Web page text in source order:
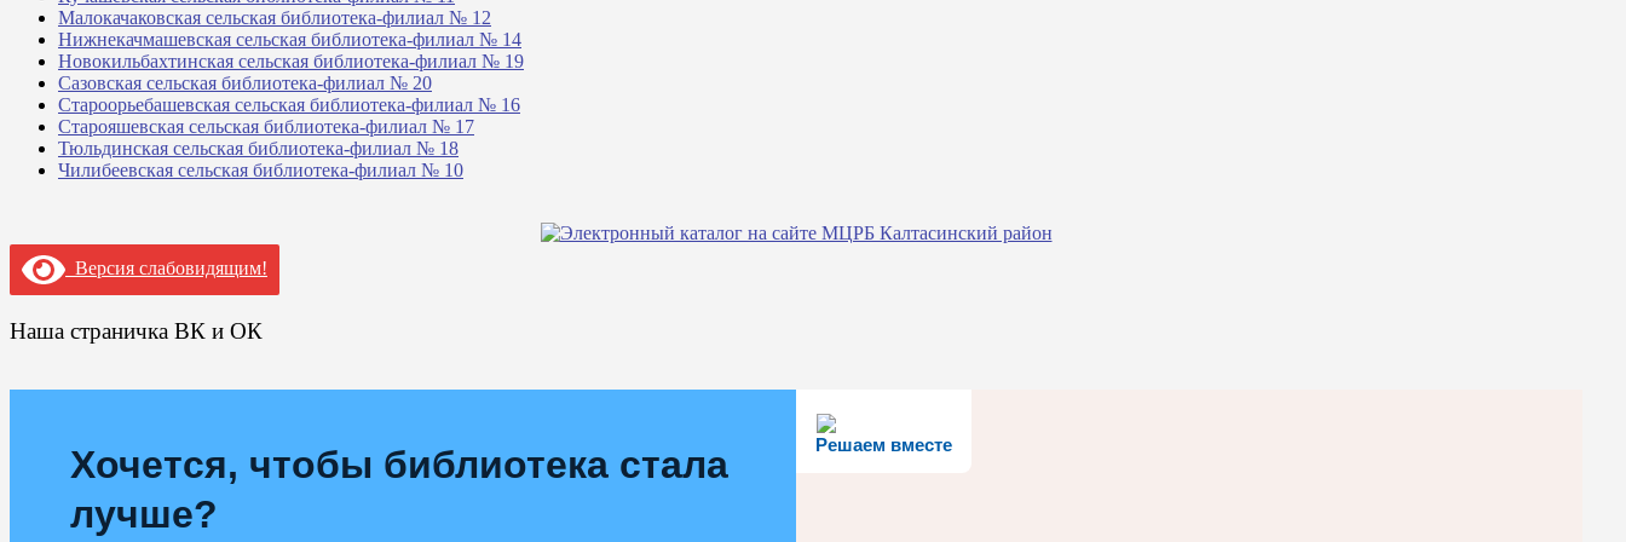
Малокачаковская сельская библиотека-филиал № 12
Нижнекачмашевская сельская библиотека-филиал № 14
Новокильбахтинская сельская библиотека-филиал № 19
Сазовская сельская библиотека-филиал № 20
Староорьебашевская сельская библиотека-филиал № 16
Старояшевская сельская библиотека-филиал № 17
Тюльдинская сельская библиотека-филиал № 18
Чилибеевская сельская библиотека-филиал № 10
Версия слабовидящим!
Наша страничка ВК и ОК
Решаем вместе
Хочется, чтобы библиотека стала
лучше?